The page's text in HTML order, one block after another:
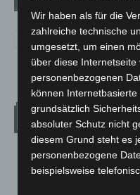
LANGENHAGEN
Mäßig Bewölkt
Wir haben als für die
zahlreiche technische
umgesetzt, um einen
über diese Internetseite
personenbezogenen
können
grundsätzlich
absoluter Schutz nicht
diesem Grund steht es
personenbezogene
beispielsweise